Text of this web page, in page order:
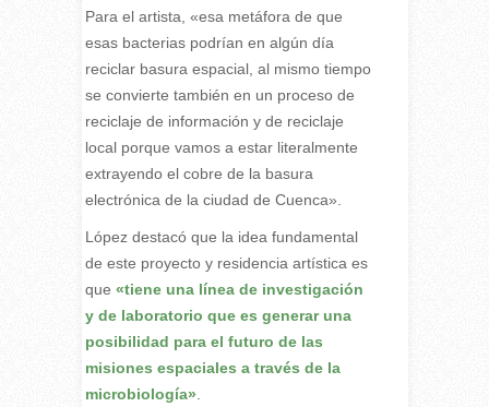
Para el artista, «esa metáfora de que
esas bacterias podrían en algún día
reciclar basura espacial, al mismo tiempo
se convierte también en un proceso de
reciclaje de información y de reciclaje
local porque vamos a estar literalmente
extrayendo el cobre de la basura
electrónica de la ciudad de Cuenca».
López destacó que la idea fundamental
de este proyecto y residencia artística es
que «tiene una línea de investigación
y de laboratorio que es generar una
posibilidad para el futuro de las
misiones espaciales a través de la
microbiología»